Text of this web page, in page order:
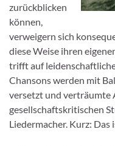
zurückblicken
können,
verweigern sich
diese Weise ihren
trifft auf
Chansons werden mit
versetzt und verträumte
gesellschaftskritischen
Liedermacher. Kurz: